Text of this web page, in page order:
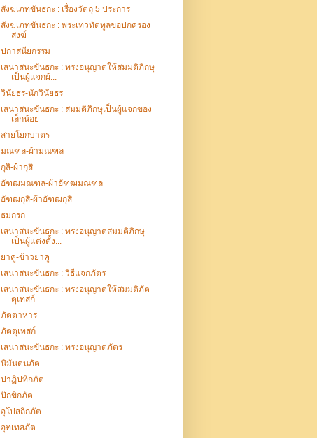
สังฆเภทขันธกะ : เรื่องวัตถุ 5 ประการ
สังฆเภทขันธกะ : พระเทวทัตทูลขอปกครอง
สงฆ์
ปกาสนียกรรม
เสนาสนะขันธกะ : ทรงอนุญาตให้สมมติภิกษุ
เป็นผู้แจกผ้...
วินัยธร-นักวินัยธร
เสนาสนะขันธกะ : สมมติภิกษุเป็นผู้แจกของ
เล็กน้อย
สายโยกบาตร
มณฑล-ผ้ามณฑล
กุสิ-ผ้ากุสิ
อัฑฒมณฑล-ผ้าอัฑฒมณฑล
อัฑฒกุสิ-ผ้าอัฑฒกุสิ
ธมกรก
เสนาสนะขันธกะ : ทรงอนุญาตสมมติภิกษุ
เป็นผู้แต่งตั้ง...
ยาคู-ข้าวยาคู
เสนาสนะขันธกะ : วิธีแจกภัตร
เสนาสนะขันธกะ : ทรงอนุญาตให้สมมติภัต
ตุเทสก์
ภัตตาหาร
ภัตตุเทสก์
เสนาสนะขันธกะ : ทรงอนุญาตภัตร
นิมันตนภัต
ปาฏิปทิกภัต
ปักขิกภัต
อุโปสถิกภัต
อุทเทสภัต